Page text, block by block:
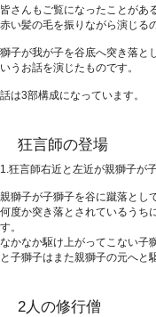
皆さんもご覧になったことがあ
赤い髪の毛を振りながら演じる
獅子が我が子を谷底へ突き落と
いうお話を演じたものです。
話は3部構成になっています。
狂言師の登場
1.狂言師右近と左近が親獅子が
親獅子が子獅子を谷に蹴落とし
何度か突き落とされているうち
す。
なかなか駆け上がってこない子
と子獅子はまた親獅子の元へと
2人の修行僧